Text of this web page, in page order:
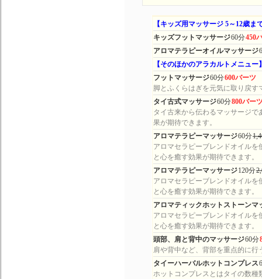
【キッズ用マッサージ 5～12歳ま
キッズフットマッサージ60分450
アロマテラピーオイルマッサージ
【そのほかのアラカルトメニュー
フットマッサージ60分600バーツ
脚とふくらはぎを元気に取り戻す
タイ古式マッサージ60分800バー
タイ古来から伝わるマッサージ
果が期待できます。
アロマテラピーマッサージ60分
アロマセラピーブレンドオイル
と心を癒す効果が期待できます。
アロマテラピーマッサージ120分
アロマセラピーブレンドオイル
と心を癒す効果が期待できます。
アロマティックホットストーンマ
アロマセラピーブレンドオイル
と心を癒す効果が期待できます。
頭部、肩と背中のマッサージ60分
肩や背中など、背部を重点的に行
タイーハーバルホットコンプレス
ホットコンプレスとはタイの数